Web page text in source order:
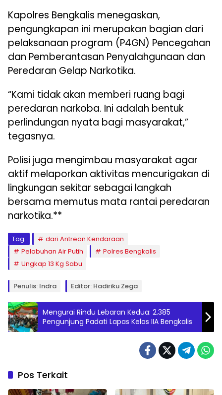
Kapolres Bengkalis menegaskan,
pengungkapan ini merupakan bagian dari
pelaksanaan program (P4GN) Pencegahan
dan Pemberantasan Penyalahgunaan dan
Peredaran Gelap Narkotika.
“Kami tidak akan memberi ruang bagi
peredaran narkoba. Ini adalah bentuk
perlindungan nyata bagi masyarakat,”
tegasnya.
Polisi juga mengimbau masyarakat agar
aktif melaporkan aktivitas mencurigakan di
lingkungan sekitar sebagai langkah
bersama memutus mata rantai peredaran
narkotika.**
Tag:
dari Antrean Kendaraan
Pelabuhan Air Putih
Polres Bengkalis
Ungkap 13 Kg Sabu
Penulis: Indra Editor: Hadiriku Zega
Mengurai Rindu Lebaran Kedua: 2.385
Pengunjung Padati Lapas Kelas IIA Bengkalis
Pos Terkait